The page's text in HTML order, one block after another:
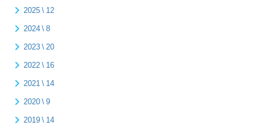
2025 \ 12
2024 \ 8
2023 \ 20
2022 \ 16
2021 \ 14
2020 \ 9
2019 \ 14